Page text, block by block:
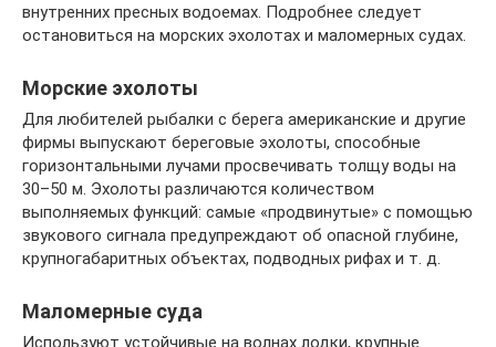
внутренних пресных водоемах. Подробнее следует
остановиться на морских эхолотах и маломерных судах.
Морские эхолоты
Для любителей рыбалки с берега американские и другие
фирмы выпускают береговые эхолоты, способные
горизонтальными лучами просвечивать толщу воды на
30–50 м. Эхолоты различаются количеством
выполняемых функций: самые «продвинутые» с помощью
звукового сигнала предупреждают об опасной глубине,
крупногабаритных объектах, подводных рифах и т. д.
Маломерные суда
Используют устойчивые на волнах лодки, крупные